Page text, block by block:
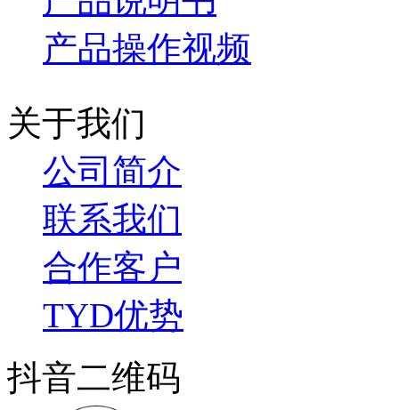
产品操作视频
关于我们
公司简介
联系我们
合作客户
TYD优势
抖音二维码